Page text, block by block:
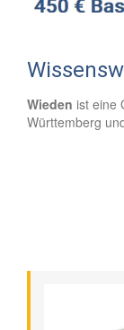
Wieden ist eine
Württemberg